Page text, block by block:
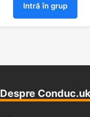
Intră în grup
Despre